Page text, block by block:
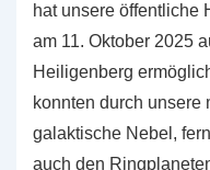
hat unsere öffentliche
am 11. Oktober 2025
Heiligenberg
konnten durch unsere
galaktische Nebel,
auch den